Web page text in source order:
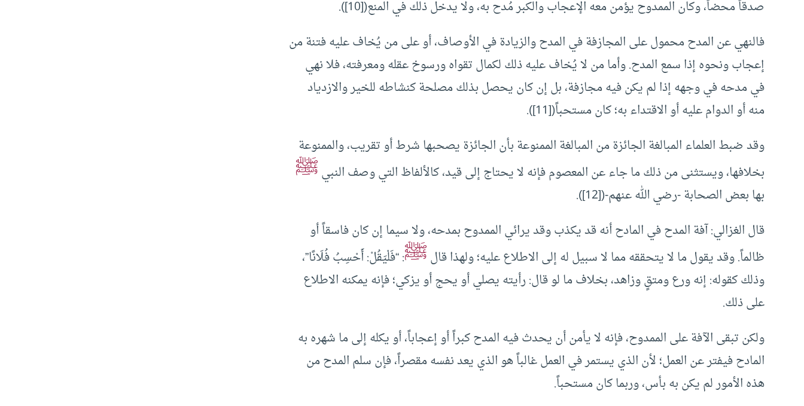
صدقاً محضاً، وكان الممدوح يؤمن معه الإعجاب والكبر مُدح به، ولا يدخل ذلك في المنع([10]).
فالنهي عن المدح محمول على المجازفة في المدح والزيادة في الأوصاف، أو على من يُخاف عليه فتنة من
إعجاب ونحوه إذا سمع المدح. وأما من لا يُخاف عليه ذلك لكمال تقواه ورسوخ عقله ومعرفته، فلا نهي
في مدحه في وجهه إذا لم يكن فيه مجازفة، بل إن كان يحصل بذلك مصلحة كنشاطه للخير والازدياد
منه أو الدوام عليه أو الاقتداء به؛ كان مستحباً([11]).
وقد ضبط العلماء المبالغة الجائزة من المبالغة الممنوعة بأن الجائزة يصحبها شرط أو تقريب، والممنوعة
بخلافها، ويستثنى من ذلك ما جاء عن المعصوم فإنه لا يحتاج إلى قيد، كالألفاظ التي وصف النبيﷺ
بها بعض الصحابة -رضي الله عنهم-([12]).
قال الغزالي: آفة المدح في المادح أنه قد يكذب وقد يرائي الممدوح بمدحه، ولا سيما إن كان فاسقاً أو
ظالماً. وقد يقول ما لا يتحققه مما لا سبيل له إلى الاطلاع عليه؛ ولهذا قالﷺ: “فَلْيَقُلْ: أَحْسِبُ فُلَانًا”،
وذلك كقوله: إنه ورع ومتقٍ وزاهد، بخلاف ما لو قال: رأيته يصلي أو يحج أو يزكي؛ فإنه يمكنه الاطلاع
على ذلك.
ولكن تبقى الآفة على الممدوح، فإنه لا يأمن أن يحدث فيه المدح كبراً أو إعجاباً، أو يكله إلى ما شهره به
المادح فيفتر عن العمل؛ لأن الذي يستمر في العمل غالباً هو الذي يعد نفسه مقصراً، فإن سلم المدح من
هذه الأمور لم يكن به بأس، وربما كان مستحباً.